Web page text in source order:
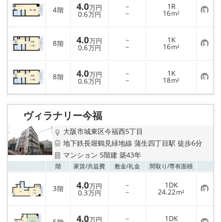
4階 4.0万円
0.6万円
－
－
1R
16m² お
気
に
入
り
登
録
8階 4.0万円
0.6万円
－
－
1K
16m² お
気
に
入
り
登
録
8階 4.0万円
0.6万円
－
－
1K
18m² お
気
に
り
ヴィラナリー今福
大阪市城東区今福西5丁目
地下鉄長堀鶴見緑地線 蒲生四丁目駅 徒歩6分
マンション 5階建 築43年
階 家賃/共益費 敷金/礼金 間取り/専有面積
3階 4.0万円
0.3万円
－
－
1DK
24.22m² お
気
に
入
り
4.0万円 － 1DK